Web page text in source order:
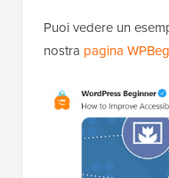
Puoi vedere un
nostra pagina